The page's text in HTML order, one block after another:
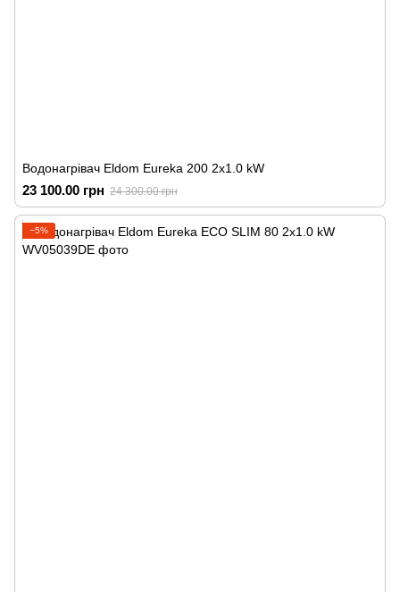
Водонагрівач Eldom Eureka 200 2x1.0 kW
23 100.00 грн 24 300.00 грн
−5%